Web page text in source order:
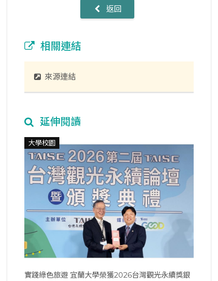
返回
相關連結
來源連結
延伸閱讀
大學校園
實踐綠色旅遊 宜蘭大學榮獲2026台灣觀光永續獎銀